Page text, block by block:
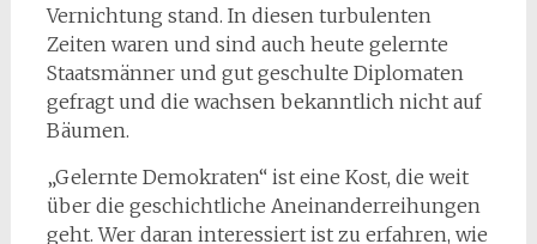
Vernichtung stand. In diesen turbulenten
Zeiten waren und sind auch heute gelernte
Staatsmänner und gut geschulte Diplomaten
gefragt und die wachsen bekanntlich nicht auf
Bäumen.
„Gelernte Demokraten“ ist eine Kost, die weit
über die geschichtliche Aneinanderreihungen
geht. Wer daran interessiert ist zu erfahren, wie